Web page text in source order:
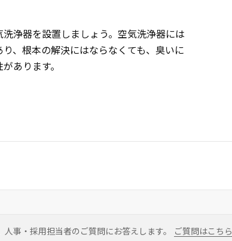
器を設置しましょう。空気洗浄器には
根本の解決にはならなくても、臭いに
あります。
人事・採用担当者のご質問にお答えします。 ご質問はこちら